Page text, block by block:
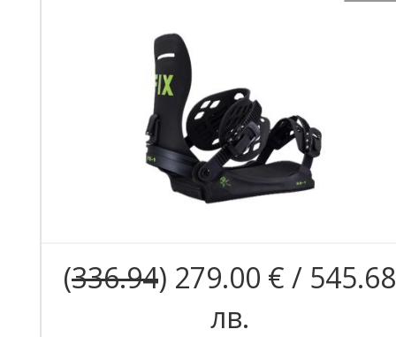
(336.94) 279.00 € / 545.68
лв.